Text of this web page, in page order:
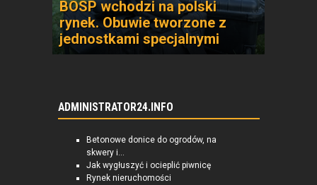
BOSP wchodzi na polski
rynek. Obuwie tworzone z
jednostkami specjalnymi
ADMINISTRATOR24.INFO
Betonowe donice do ogrodów, na
skwery i...
Jak wygłuszyć i ocieplić piwnicę
Rynek nieruchomości